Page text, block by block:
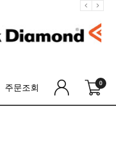
주문조회 0